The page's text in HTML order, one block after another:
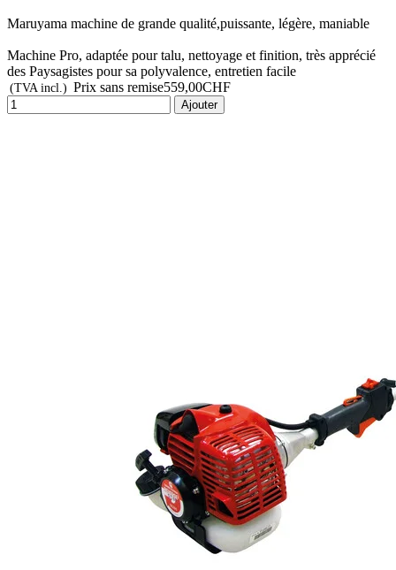
Maruyama machine de grande qualité,puissante, légère, maniable
Machine Pro, adaptée pour talu, nettoyage et finition, très apprécié
des Paysagistes pour sa polyvalence, entretien facile
(TVA incl.) Prix sans remise559,00CHF
Ajouter